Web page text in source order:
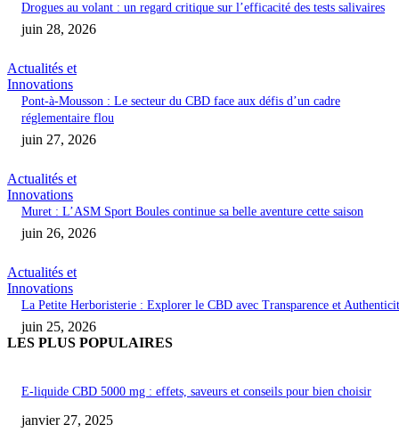
Drogues au volant : un regard critique sur l’efficacité des tests salivaires
juin 28, 2026
Actualités et
Innovations
Pont-à-Mousson : Le secteur du CBD face aux défis d’un cadre
réglementaire flou
juin 27, 2026
Actualités et
Innovations
Muret : L’ASM Sport Boules continue sa belle aventure cette saison
juin 26, 2026
Actualités et
Innovations
La Petite Herboristerie : Explorer le CBD avec Transparence et
juin 25, 2026
LES PLUS POPULAIRES
E-liquide CBD 5000 mg : effets, saveurs et conseils pour bien choisir
janvier 27, 2025